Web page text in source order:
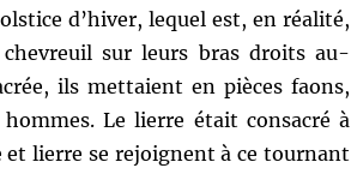
d’hiver, lequel est, en réalité,
sur leurs bras droits au-
ils mettaient en pièces faons,
Le lierre était consacré à
et lierre se rejoignent à ce tournant